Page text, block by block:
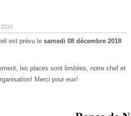
2018
est prévu le samedi 08 décembre 2018
les places sont limitées, notre chef et
Merci pour eux!